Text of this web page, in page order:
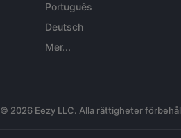
Português
Deutsch
Mer...
© 2026 Eezy LLC. Alla rättigheter